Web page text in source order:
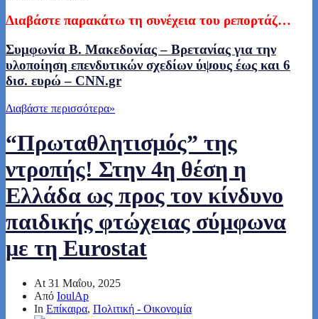
Διαβάστε παρακάτω τη συνέχεια του ρεπορτάζ…
Συμφωνία Β. Μακεδονίας – Βρετανίας για την
υλοποίηση επενδυτικών σχεδίων ύψους έως και 6
δισ. ευρώ – CNN.gr
Διαβάστε περισσότερα»
“Πρωταθλητισμός” της
ντροπής! Στην 4η θέση η
Ελλάδα ως προς τον κίνδυνο
παιδικής φτώχειας σύμφωνα
με τη Eurostat
At 31 Μαΐου, 2025
Από IoulAp
In Επίκαιρα, Πολιτική - Οικονομία